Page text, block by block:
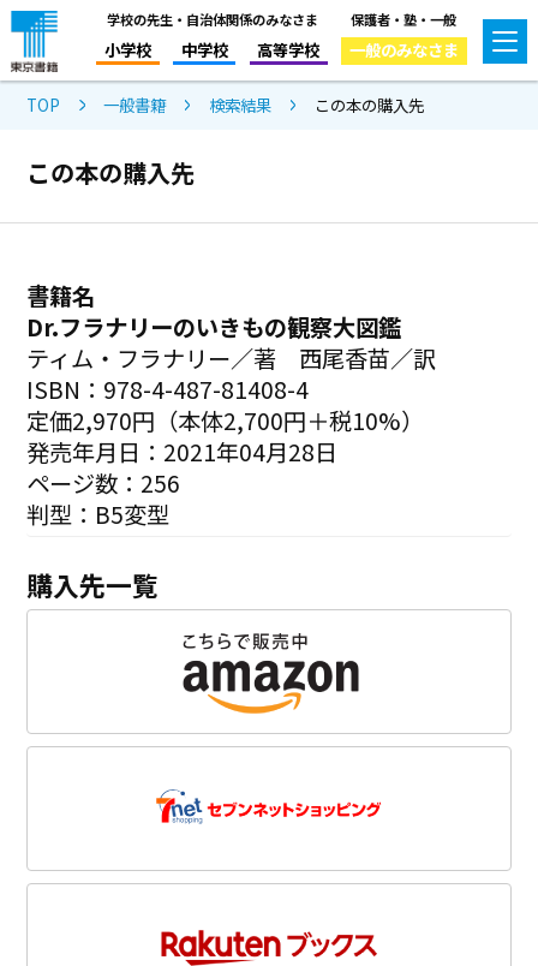
学校の先生・自治体関係のみなさま
小学校 中学校 高等学校
保護者・塾・一般
一般のみなさま
TOP 一般書籍 検索結果 この本の購入先
この本の購入先
書籍名
Dr.フラナリーのいきもの観察大図鑑
ティム・フラナリー／著 西尾香苗／訳
ISBN：978-4-487-81408-4
定価2,970円（本体2,700円＋税10%）
発売年月日：2021年04月28日
ページ数：256
判型：B5変型
購入先一覧